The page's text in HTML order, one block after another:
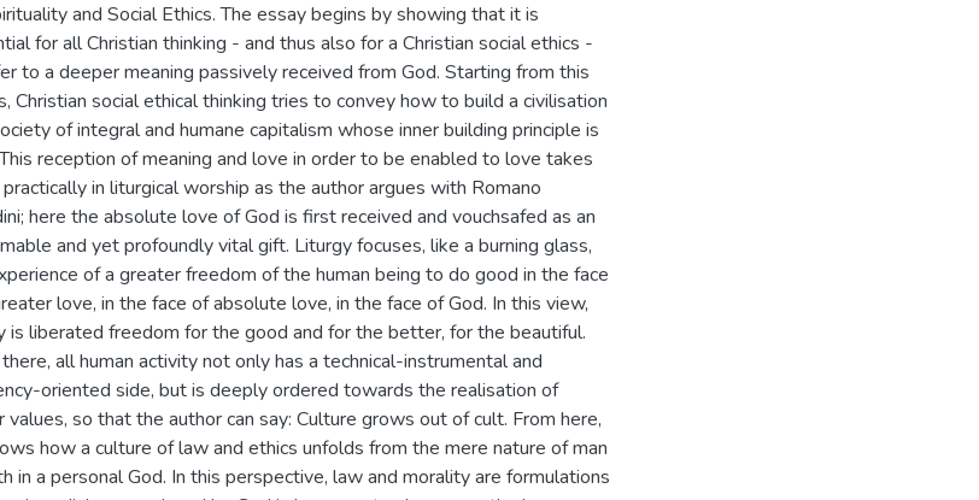
and Social Ethics. The essay begins by showing that it is
for all Christian thinking - and thus also for a Christian social ethics -
to a deeper meaning passively received from God. Starting from this
Christian social ethical thinking tries to convey how to build a civilisation
of integral and humane capitalism whose inner building principle is
reception of meaning and love in order to be enabled to love takes
in liturgical worship as the author argues with Romano
here the absolute love of God is first received and vouchsafed as an
and yet profoundly vital gift. Liturgy focuses, like a burning glass,
of a greater freedom of the human being to do good in the face
love, in the face of absolute love, in the face of God. In this view,
is liberated freedom for the good and for the better, for the beautiful.
all human activity not only has a technical-instrumental and
oriented side, but is deeply ordered towards the realisation of
values, so that the author can say: Culture grows out of cult. From here,
how a culture of law and ethics unfolds from the mere nature of man
in a personal God. In this perspective, law and morality are formulations